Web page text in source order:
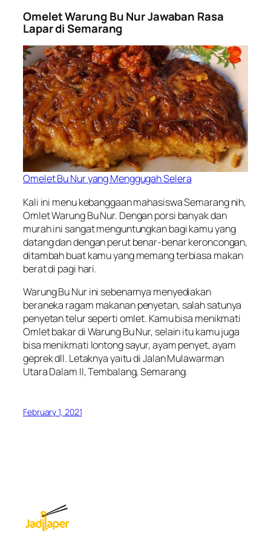
Omelet Warung Bu Nur Jawaban Rasa
Lapar di Semarang
Omelet Bu Nur yang Menggugah Selera
Kali ini menu kebanggaan mahasiswa Semarang nih,
Omlet Warung Bu Nur. Dengan porsi banyak dan
murah ini sangat menguntungkan bagi kamu yang
datang dan dengan perut benar-benar keroncongan,
ditambah buat kamu yang memang terbiasa makan
berat di pagi hari.
Warung Bu Nur ini sebenarnya menyediakan
beraneka ragam makanan penyetan, salah satunya
penyetan telur seperti omlet. Kamu bisa menikmati
Omlet bakar di Warung Bu Nur, selain itu kamu juga
bisa menikmati lontong sayur, ayam penyet, ayam
geprek dll. Letaknya yaitu di Jalan Mulawarman
Utara Dalam II, Tembalang, Semarang.
February 1, 2021